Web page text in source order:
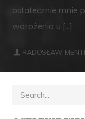
ostatecznie mnie
wdrożenia u [...]
RADOSŁAW